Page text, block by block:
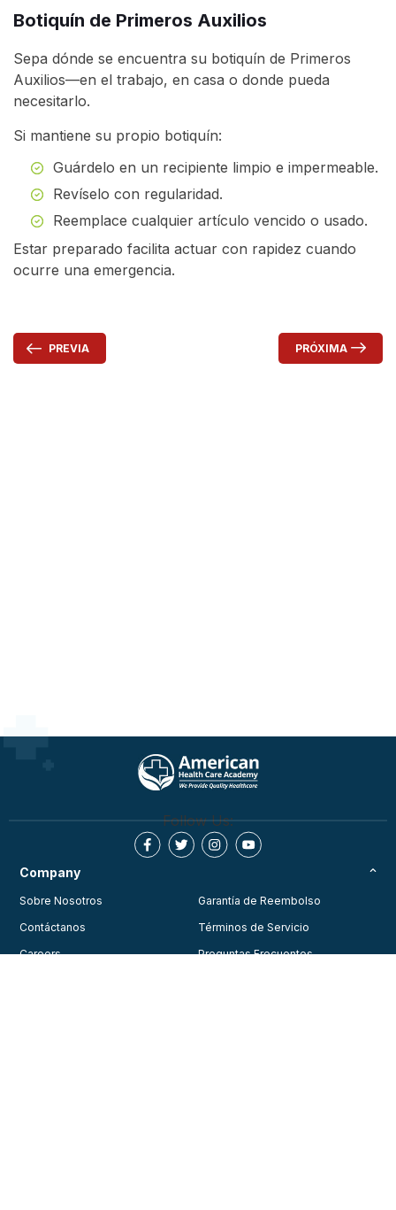
Botiquín de Primeros Auxilios
Sepa dónde se encuentra su botiquín de Primeros
Auxilios—en el trabajo, en casa o donde pueda
necesitarlo.
Si mantiene su propio botiquín:
Guárdelo en un recipiente limpio e impermeable.
Revíselo con regularidad.
Reemplace cualquier artículo vencido o usado.
Estar preparado facilita actuar con rapidez cuando
ocurre una emergencia.
PRÓXIMA
PREVIA
Follow Us:
Company
Sobre Nosotros
Contáctanos
Careers
Garantía de Reembolso
Términos de Servicio
Preguntas Frecuentes